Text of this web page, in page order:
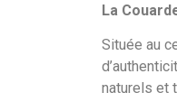
La
Située au
naturels et